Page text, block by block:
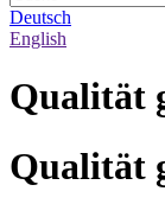
Deutsch
English
Qualität
Qualität